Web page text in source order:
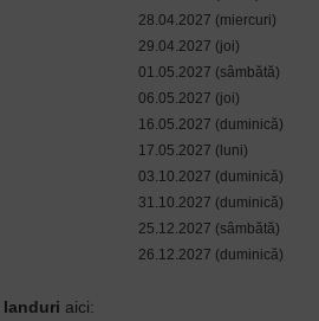
28.04.2027 (miercuri)
29.04.2027 (joi)
01.05.2027 (sâmbătă)
06.05.2027 (joi)
16.05.2027 (duminică)
17.05.2027 (luni)
03.10.2027 (duminică)
31.10.2027 (duminică)
25.12.2027 (sâmbătă)
26.12.2027 (duminică)
landuri aici: